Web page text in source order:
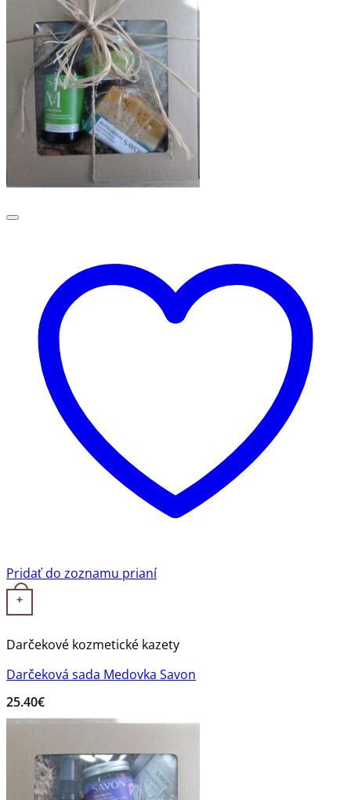
Pridať do zoznamu prianí
+
Darčekové kozmetické kazety
Darčeková sada Medovka Savon
25.40€